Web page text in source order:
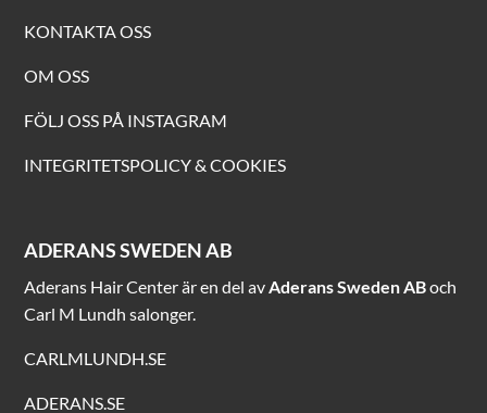
KONTAKTA OSS
OM OSS
FÖLJ OSS PÅ INSTAGRAM
INTEGRITETSPOLICY & COOKIES
ADERANS SWEDEN AB
Aderans Hair Center är en del avAderans Sweden ABoch
Carl M Lundh salonger.
CARLMLUNDH.SE
ADERANS.SE